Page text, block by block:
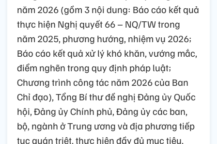
năm 2026 (gồm 3 nội dung: Báo cáo kết quả
thực hiện Nghị quyết 66 – NQ/TW trong
năm 2025, phương hướng, nhiệm vụ 2026;
Báo cáo kết quả xử lý khó khăn, vướng mắc,
điểm nghẽn trong quy định pháp luật;
Chương trình công tác năm 2026 của Ban
Chỉ đạo), Tổng Bí thư đề nghị Đảng ủy Quốc
hội, Đảng ủy Chính phủ, Đảng ủy các ban,
bộ, ngành ở Trung ương và địa phương tiếp
tục quán triệt, thực hiện đầy đủ mục tiêu,